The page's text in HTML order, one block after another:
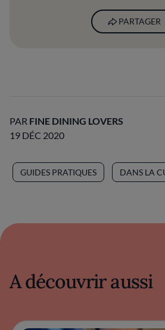
PARTAGER
PAR FINE DINING LOVERS
19 DÉC 2020
GUIDES PRATIQUES DANS LA
A découvrir aussi